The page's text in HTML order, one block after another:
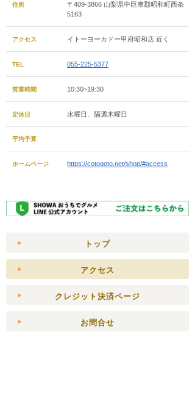
住所
〒409-3866 山梨県中巨摩郡昭和町西条
5163
アクセス イトーヨーカドー甲府昭和店 近く
TEL 055-225-5377
営業時間 10:30~19:30
定休日 水曜日、隔週木曜日
平均予算
ホームページ https://cotogoto.net/shop/#access
トップ
アクセス
クレジット決済ページ
お問合せ